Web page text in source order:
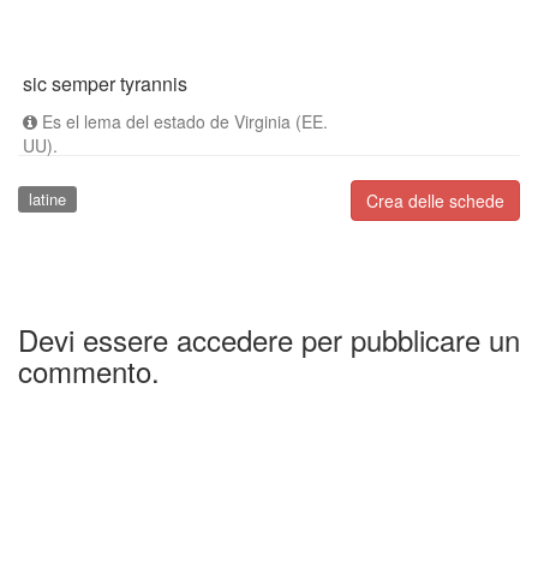
sic semper tyrannis
Es el lema del estado de Virginia (EE.
UU).
Crea delle schede
latine
Devi essere accedere per pubblicare un
commento.